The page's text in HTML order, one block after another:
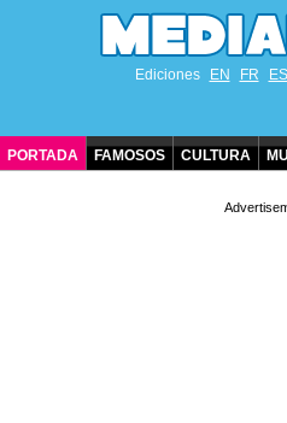
Ediciones EN FR ES
PORTADA FAMOSOS CULTURA